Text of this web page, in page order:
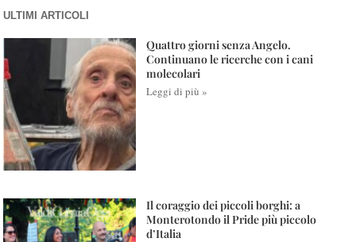
ULTIMI ARTICOLI
Quattro giorni senza Angelo.
Continuano le ricerche con i cani
molecolari
Leggi di più »
Il coraggio dei piccoli borghi: a
Monterotondo il Pride più piccolo
d’Italia